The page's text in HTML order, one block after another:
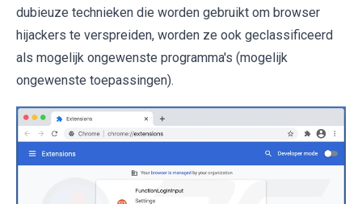
dubieuze technieken die worden gebruikt om browser
hijackers te verspreiden, worden ze ook geclassificeerd
als mogelijk ongewenste programma's (mogelijk
ongewenste toepassingen).